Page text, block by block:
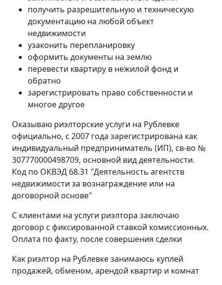
получить разрешительную и техническую
документацию на любой объект
недвижимости
узаконить перепланировку
оформить документы на землю
перевести квартиру в нежилой фонд и
обратно
зарегистрировать право собственности и
многое другое
Оказываю риэлторские услуги на Рублевке
официально, с 2007 года зарегистрирована как
индивидуальный предприниматель (ИП), св-во №
307770000498709, основной вид деятельности.
Код по ОКВЭД 68.31 "Деятельность агентств
недвижимости за вознаграждение или на
договорной основе"
С клиентами на услуги риэлтора заключаю
договор с фиксированной ставкой комиссионных.
Оплата по факту, после совершения сделки
Как риэлтор на Рублевке занимаюсь куплей
продажей, обменом, арендой квартир и комнат